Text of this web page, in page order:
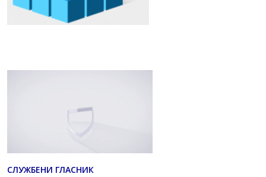
СЛУЖБЕНИ ГЛАСНИК